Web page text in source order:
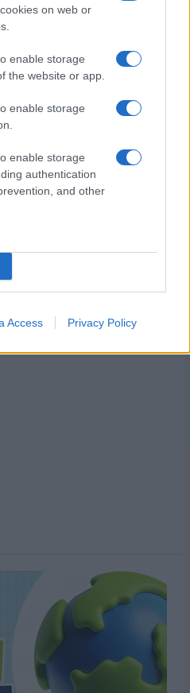
on web or
enable storage
the website or app.
enable storage
enable storage
authentication
and other
Access Privacy Policy
σταθμούς στην Αττική
και ποιοι θα κόβονται-Ο νέος
TV, μέσω ΕΚΚΟΜΕΔ
Πανσερραϊκός, η σέντρα σε
Calcio Italiano-only in Perth με
δελτία ειδήσεων της νέας